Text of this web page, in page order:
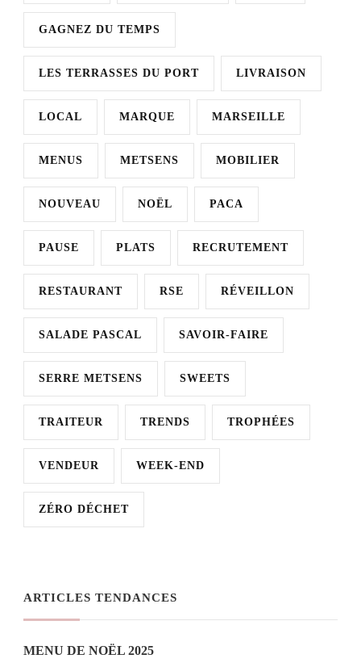
GAGNEZ DU TEMPS
LES TERRASSES DU PORT LIVRAISON
LOCAL MARQUE MARSEILLE
MENUS METSENS MOBILIER
NOUVEAU NOËL PACA
PAUSE PLATS RECRUTEMENT
RESTAURANT RSE RÉVEILLON
SALADE PASCAL SAVOIR-FAIRE
SERRE METSENS SWEETS
TRAITEUR TRENDS TROPHÉES
VENDEUR WEEK-END
ZÉRO DÉCHET
ARTICLES TENDANCES
MENU DE NOËL 2025